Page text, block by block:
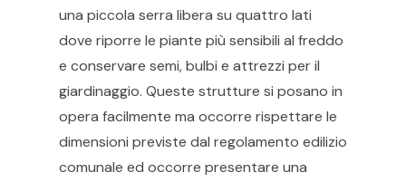
una piccola serra libera su quattro lati
dove riporre le piante più sensibili al freddo
e conservare semi, bulbi e attrezzi per il
giardinaggio. Queste strutture si posano in
opera facilmente ma occorre rispettare le
dimensioni previste dal regolamento edilizio
comunale ed occorre presentare una